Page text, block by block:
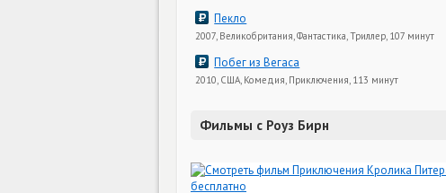
Пекло
2007, Великобритания, Фантастика, Триллер, 107 минут
Побег из Вегаса
2010, США, Комедия, Приключения, 113 минут
Фильмы с Роуз Бирн